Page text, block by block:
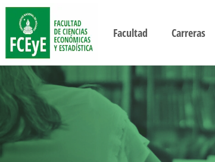
Facultad Carreras